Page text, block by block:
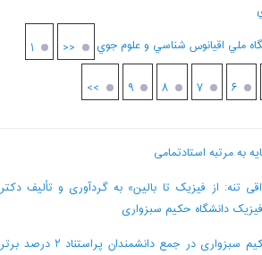
ملي اقيانوس شناسي و علوم جوي
<< ۱
۶ ۷ ۸ ۹ >>
به مرتبه استادتمامی
تنه: از فیزیک تا بالین» به گردآوری و تألیف دکتر
دانشگاه حکیم سبزواری
یازده پژوهشگر دانشگاه حکیم سبزواری در جمع دانشمندان پراستناد ۲ درصد برتر